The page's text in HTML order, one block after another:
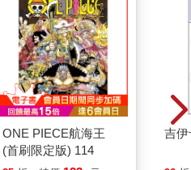
ONE PIECE航海王
(首刷限定版) 114
吉